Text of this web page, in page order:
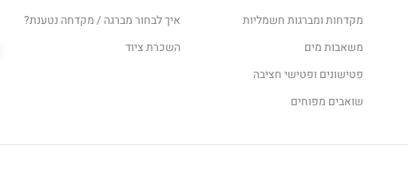
איך לבחור מברגה / מקדחה נטענת?
השכרת ציוד
מקדחות ומברגות חשמליות
משאבות מים
פטישונים ופטישי חציבה
שואבים מפוחים